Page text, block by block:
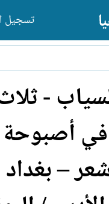
-
في
– بغداد